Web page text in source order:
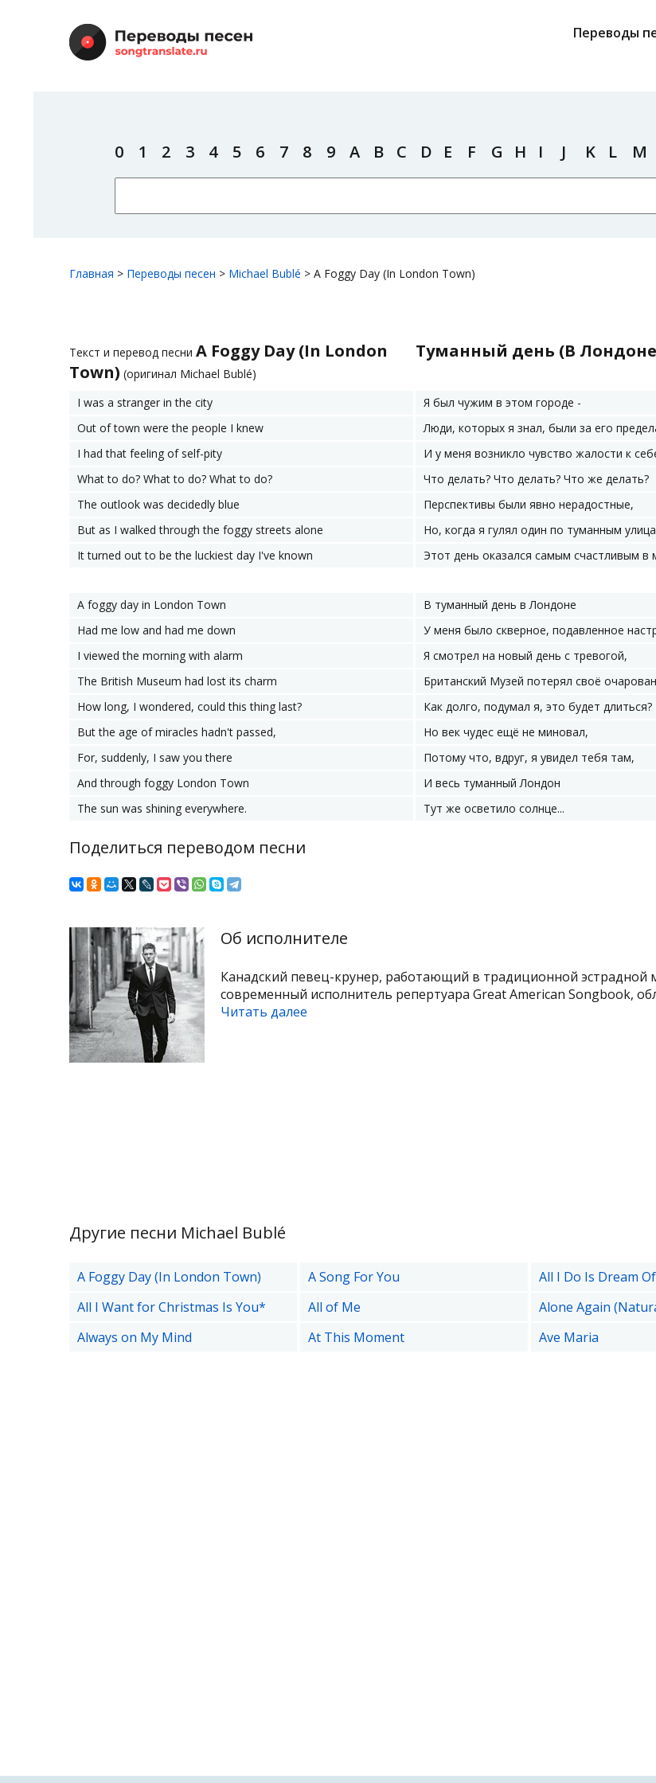
Переводы
0 1 2 3 4 5 6 7 8 9 A B C D E F G H I J K L M
Главная > Переводы песен > Michael Bublé > A Foggy Day (In London Town)
Текст и перевод песни A Foggy Day (In London
Town) (оригинал Michael Bublé)
Туманный день (В
I was a stranger in the city
Я был чужим в этом городе -
Out of town were the people I knew
Люди, которых я знал, были за его
I had that feeling of self-pity
И у меня возникло чувство жалости к
What to do? What to do? What to do?
Что делать? Что делать? Что же делать?
The outlook was decidedly blue
Перспективы были явно нерадостные,
But as I walked through the foggy streets alone
Но, когда я гулял один по туманным
It turned out to be the luckiest day I've known
Этот день оказался самым счастливым в
A foggy day in London Town
В туманный день в Лондоне
Had me low and had me down
У меня было скверное, подавленное
I viewed the morning with alarm
Я смотрел на новый день с тревогой,
The British Museum had lost its charm
Британский Музей потерял своё
How long, I wondered, could this thing last?
Как долго, подумал я, это будет длиться?
But the age of miracles hadn't passed,
Но век чудес ещё не миновал,
For, suddenly, I saw you there
Потому что, вдруг, я увидел тебя там,
And through foggy London Town
И весь туманный Лондон
The sun was shining everywhere.
Тут же осветило солнце...
Поделиться переводом песни
Об исполнителе
Канадский певец-крунер, работающий в традиционной эстрадной
современный исполнитель репертуара Great American Songbook,
Читать далее
Другие песни Michael Bublé
A Foggy Day (In London Town) A Song For You
All I Do Is Dream
All I Want for Christmas Is You*
All of Me
Alone Again
Always on My Mind
At This Moment Ave Maria